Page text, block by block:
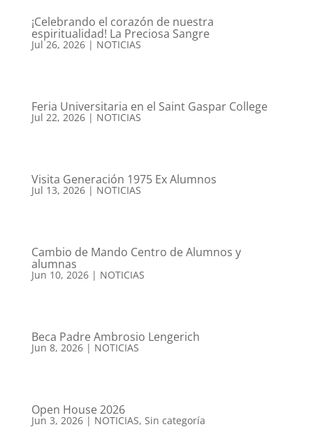
¡Celebrando el corazón de nuestra
espiritualidad! La Preciosa Sangre
Jul 26, 2026| NOTICIAS
Feria Universitaria en el Saint Gaspar College
Jul 22, 2026| NOTICIAS
Visita Generación 1975 Ex Alumnos
Jul 13, 2026| NOTICIAS
Cambio de Mando Centro de Alumnos y
alumnas
Jun 10, 2026| NOTICIAS
Beca Padre Ambrosio Lengerich
Jun 8, 2026| NOTICIAS
Open House 2026
Jun 3, 2026| NOTICIAS, Sin categoría